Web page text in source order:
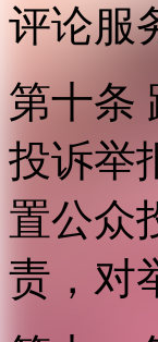
评论服
第十条
投诉举
置公众
责，对